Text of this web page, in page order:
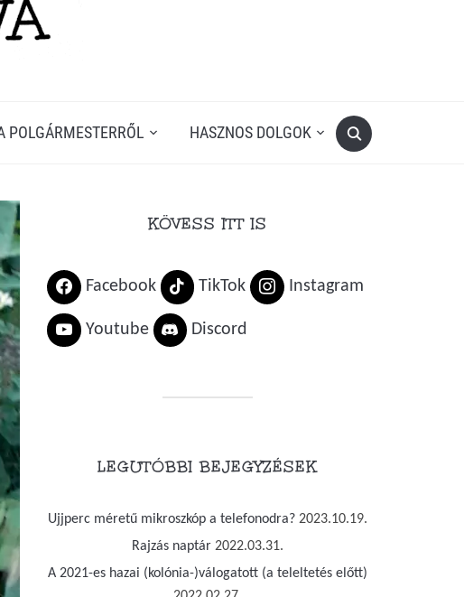
POLGÁRMESTERRŐL HASZNOS DOLGOK
KÖVESS ITT IS
Facebook TikTok Instagram
Youtube Discord
LEGUTÓBBI BEJEGYZÉSEK
Ujjperc méretű mikroszkóp a telefonodra? 2023.10.19.
Rajzás naptár 2022.03.31.
A 2021-es hazai (kolónia-)válogatott (a teleltetés előtt)